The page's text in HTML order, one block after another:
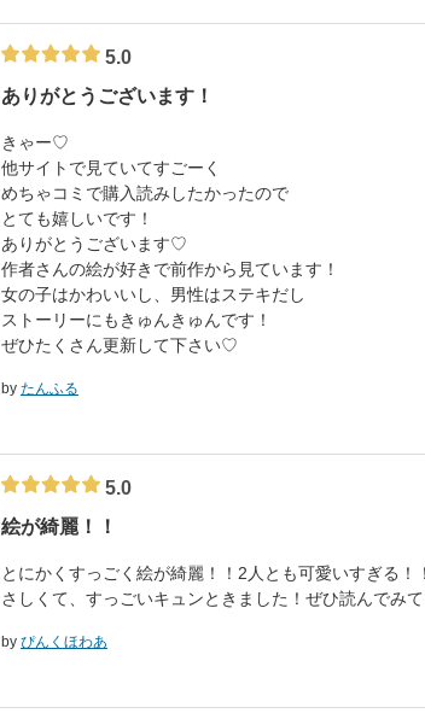
5.0
ありがとうございます！
きゃー♡
他サイトで見ていてすごーく
めちゃコミで購入読みしたかったので
とても嬉しいです！
ありがとうございます♡
作者さんの絵が好きで前作から見ています！
女の子はかわいいし、男性はステキだし
ストーリーにもきゅんきゅんです！
ぜひたくさん更新して下さい♡
by たんふる
5.0
絵が綺麗！！
とにかくすっごく絵が綺麗！！2人とも可愛いすぎる
さしくて、すっごいキュンときました！ぜひ読んでみて
by ぴんくほわあ